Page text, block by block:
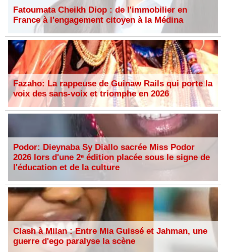
Fatoumata Cheikh Diop : de l'immobilier en
France à l'engagement citoyen à la Médina
Fazaho: La rappeuse de Guinaw Rails qui porte la
voix des sans-voix et triomphe en 2026
Podor: Dieynaba Sy Diallo sacrée Miss Podor
2026 lors d'une 2ᵉ édition placée sous le signe de
l'éducation et de la culture
Clash à Milan : Entre Mia Guissé et Jahman, une
guerre d'ego paralyse la scène